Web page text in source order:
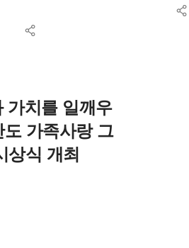
가치를 일깨우
도 가족사랑 그
상식 개최